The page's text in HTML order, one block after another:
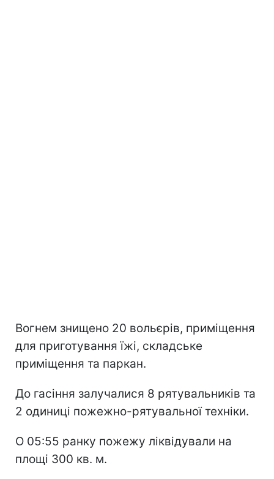
Вогнем знищено 20 вольєрів, приміщення
для приготування їжі, складське
приміщення та паркан.
До гасіння залучалися 8 рятувальників та
2 одиниці пожежно-рятувальної техніки.
О 05:55 ранку пожежу ліквідували на
площі 300 кв. м.